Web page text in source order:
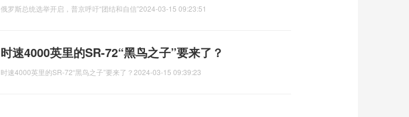
俄罗斯总统选举开启，普京呼吁“团结和自信”2024-03-15 09:23:51
时速4000英里的SR-72“黑鸟之子”要来了？
时速4000英里的SR-72“黑鸟之子”要来了？ 2024-03-15 09:39:23